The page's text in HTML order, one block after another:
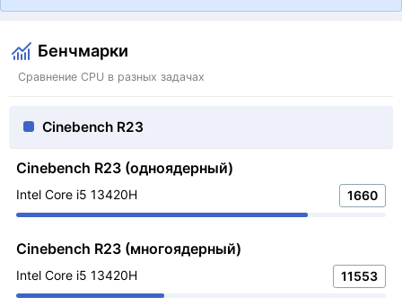
Бенчмарки
Сравнение CPU в разных задачах
Cinebench R23
Cinebench R23 (одноядерный)
Intel Core i5 13420H 1660
Cinebench R23 (многоядерный)
Intel Core i5 13420H 11553